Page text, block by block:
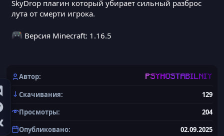
SkyDrop плагин который убирает сильный разброс
лута от смерти игрока.
Версия Minecraft: 1.16.5
Автор PSYHOSTABILNIY
Скачивания
129
Просмотры
204
Опубликовано
02.09.2025